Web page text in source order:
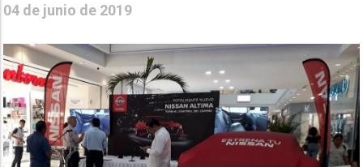
04 de junio de 2019